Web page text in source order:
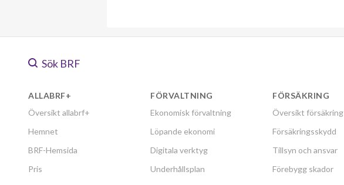
Sök BRF
ALLABRF+
Översikt allabrf+
Hemnet
BRF-Hemsida
Pris
FÖRVALTNING
Ekonomisk förvaltning
Löpande ekonomi
Digitala verktyg
Underhållsplan
FÖRSÄKRING
Översikt försäkring
Försäkringsskydd
Tillsyn och ansvar
Förebygg skador